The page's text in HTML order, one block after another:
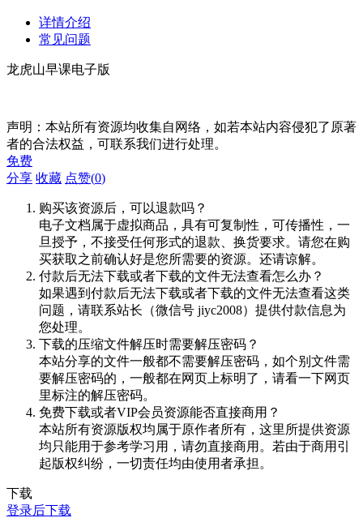
详情介绍
常见问题
龙虎山早课电子版
声明：本站所有资源均收集自网络，如若本站内容侵犯了原著
者的合法权益，可联系我们进行处理。
免费
分享 收藏 点赞(0)
购买该资源后，可以退款吗？
电子文档属于虚拟商品，具有可复制性，可传播性，一
旦授予，不接受任何形式的退款、换货要求。请您在购
买获取之前确认好是您所需要的资源。还请谅解。
付款后无法下载或者下载的文件无法查看怎么办？
如果遇到付款后无法下载或者下载的文件无法查看这类
问题，请联系站长（微信号 jiyc2008）提供付款信息为
您处理。
下载的压缩文件解压时需要解压密码？
本站分享的文件一般都不需要解压密码，如个别文件需
要解压密码的，一般都在网页上标明了，请看一下网页
里标注的解压密码。
免费下载或者VIP会员资源能否直接商用？
本站所有资源版权均属于原作者所有，这里所提供资源
均只能用于参考学习用，请勿直接商用。若由于商用引
起版权纠纷，一切责任均由使用者承担。
下载
登录后下载